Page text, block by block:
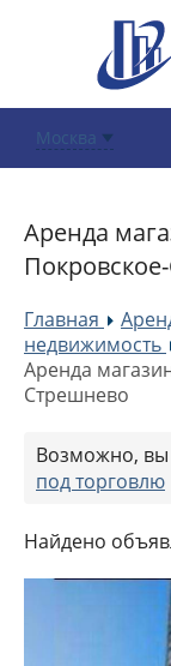
Москва
Аренда
Главная »
недвижимость
Аренда
Стрешнево
Возможно,
под торговлю
Найдено